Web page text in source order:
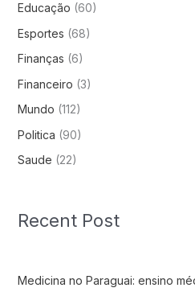
Educação (60)
Esportes (68)
Finanças (6)
Financeiro (3)
Mundo (112)
Politica (90)
Saude (22)
Recent Post
Medicina no Paraguai: ensino